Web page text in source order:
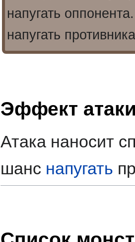
напугать
напугать
Эффект
Атака наносит
шанс напугать